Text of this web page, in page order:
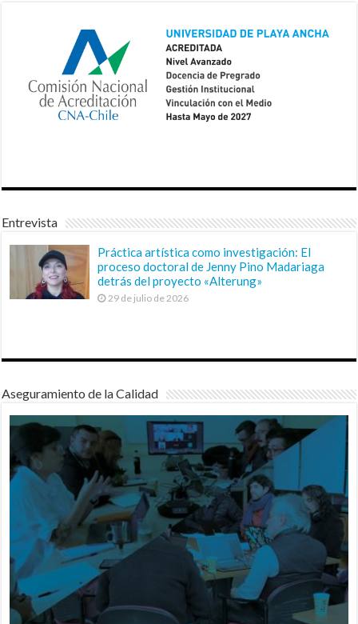
Entrevista
Práctica artística como investigación: El
proceso doctoral de Jenny Pino Madariaga
detrás del proyecto «Alterung»
29 de julio de 2026
Aseguramiento de la Calidad